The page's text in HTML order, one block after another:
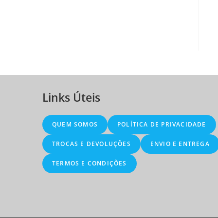
Links Úteis
QUEM SOMOS POLÍTICA DE PRIVACIDADE
TROCAS E DEVOLUÇÕES ENVIO E ENTREGA
TERMOS E CONDIÇÕES